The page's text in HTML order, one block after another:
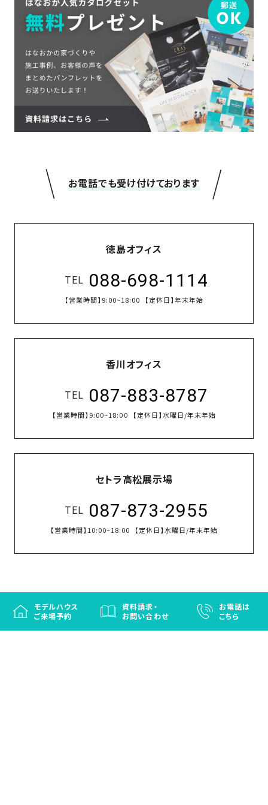
モデルハウス
ご来場予約
資料請求・
お問い合わせ
お電話は
こちら
＼お電話でも受け付けております／
徳島オフィス
TEL 088-698-1114
【営業時間】 9:00~18:00 【定休日】年末年始
香川オフィス
TEL 087-883-8787
【営業時間】 9:00~18:00 【定休日】水曜日/年末年始
セトラ高松展示場
TEL 087-873-2955
【営業時間】 10:00~18:00 【定休日】水曜日/年末年始